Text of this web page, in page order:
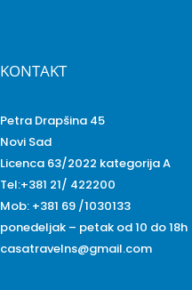
KONTAKT
Petra Drapšina 45
Novi Sad
Licenca 63/2022 kategorija A
Tel:+381 21/ 422200
Mob: +381 69 /1030133
ponedeljak – petak od 10 do 18h
casatravelns@gmail.com